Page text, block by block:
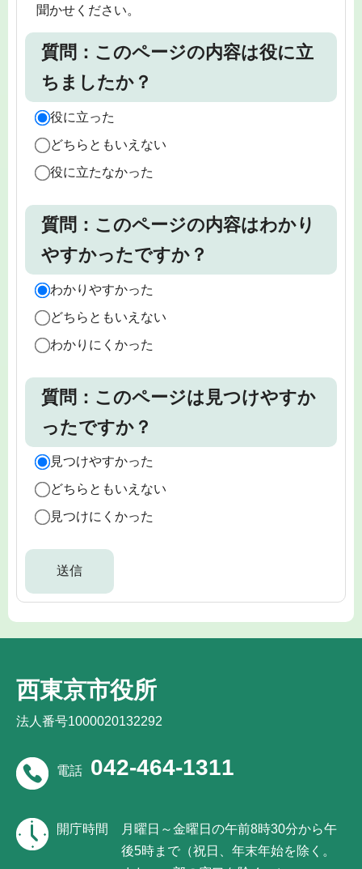
聞かせください。
質問：このページの内容は役に立
ちましたか？
役に立った
どちらともいえない
役に立たなかった
質問：このページの内容はわかり
やすかったですか？
わかりやすかった
どちらともいえない
わかりにくかった
質問：このページは見つけやすか
ったですか？
見つけやすかった
どちらともいえない
見つけにくかった
西東京市役所
法人番号1000020132292
電話 042-464-1311
開庁時間
月曜日～金曜日の午前8時30分から午
後5時まで（祝日、年末年始を除く。